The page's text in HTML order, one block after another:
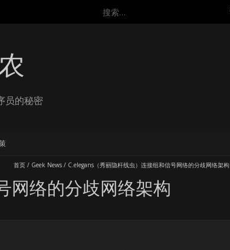
搜
员的秘密
首页 / Geek News / C.elegans（秀丽隐杆线虫）连接组和信号网络的分歧网络架构
网络的分歧网络架构